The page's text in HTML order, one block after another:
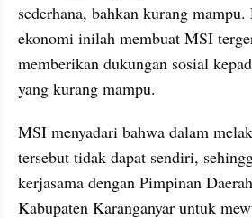
sederhana, bahkan kurang
ekonomi inilah membuat MSI
memberikan dukungan sosial
yang kurang mampu.
MSI menyadari bahwa dalam
tersebut tidak dapat sendiri,
kerjasama dengan Pimpinan
Kabupaten Karanganyar untuk